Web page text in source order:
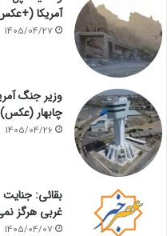
آمریکا
1405/04/27
وزیر جنگ
چابهار (عکس)
1405/04/26
بقائی:
غربی هرگز
1405/04/07